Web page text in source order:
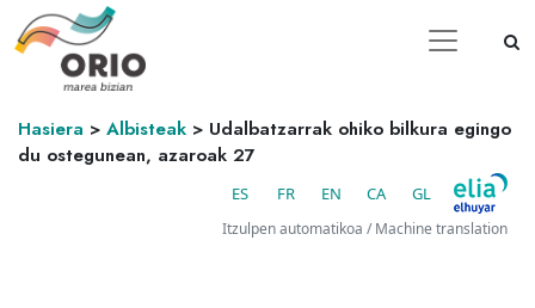
Hasiera > Albisteak > Udalbatzarrak ohiko bilkura egingo
du ostegunean, azaroak 27
ES FR EN CA GL
Itzulpen automatikoa / Machine translation